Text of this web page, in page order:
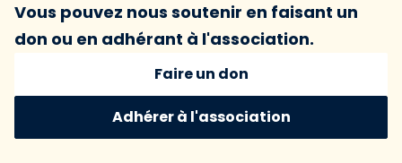
Vous pouvez nous soutenir en faisant un
don ou en adhérant à l'association.
Faire un don
Adhérer à l'association